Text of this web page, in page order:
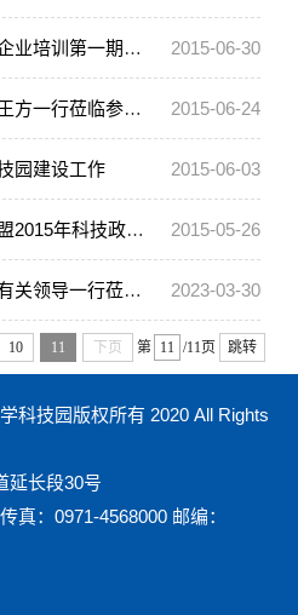
2015-06-30
一讲 企业财务制度培训
2015-06-24
海大学国家大学科技园
2015-06-03
园建设工作
2015-05-26
策解读会在西宁市举行
2023-03-30
临科技园调研指导工作
10 11 下页 第 /11页 跳转
科技园版权所有 2020 All Rights
延长段30号
真：0971-4568000 邮编：